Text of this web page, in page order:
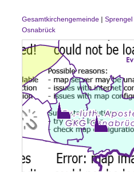
Gesamtkirchengemeinde|
Osnabrück